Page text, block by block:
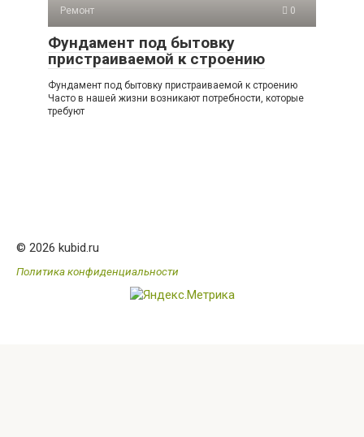
Ремонт 0
Фундамент под бытовку
пристраиваемой к строению
Фундамент под бытовку пристраиваемой к строению
Часто в нашей жизни возникают потребности, которые
требуют
© 2026 kubid.ru
Политика конфиденциальности